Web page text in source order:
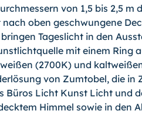
von 1,5 bis 2,5 m
oben geschwunge­ne
Tageslicht in den
mit einem Ring
(2700K) und
von Zumtobel, die in
Büros Licht Kunst Licht und
Himmel sowie in den